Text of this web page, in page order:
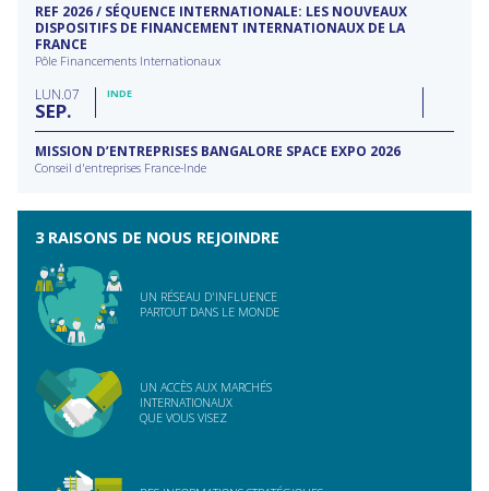
REF 2026 / SÉQUENCE INTERNATIONALE: LES NOUVEAUX
DISPOSITIFS DE FINANCEMENT INTERNATIONAUX DE LA
FRANCE
Pôle Financements Internationaux
LUN 07
SEP
INDE
MISSION D’ENTREPRISES BANGALORE SPACE EXPO 2026
Conseil d'entreprises France-Inde
3 RAISONS DE NOUS REJOINDRE
UN RÉSEAU D'INFLUENCE
PARTOUT DANS LE MONDE
UN ACCÈS AUX MARCHÉS
INTERNATIONAUX
QUE VOUS VISEZ